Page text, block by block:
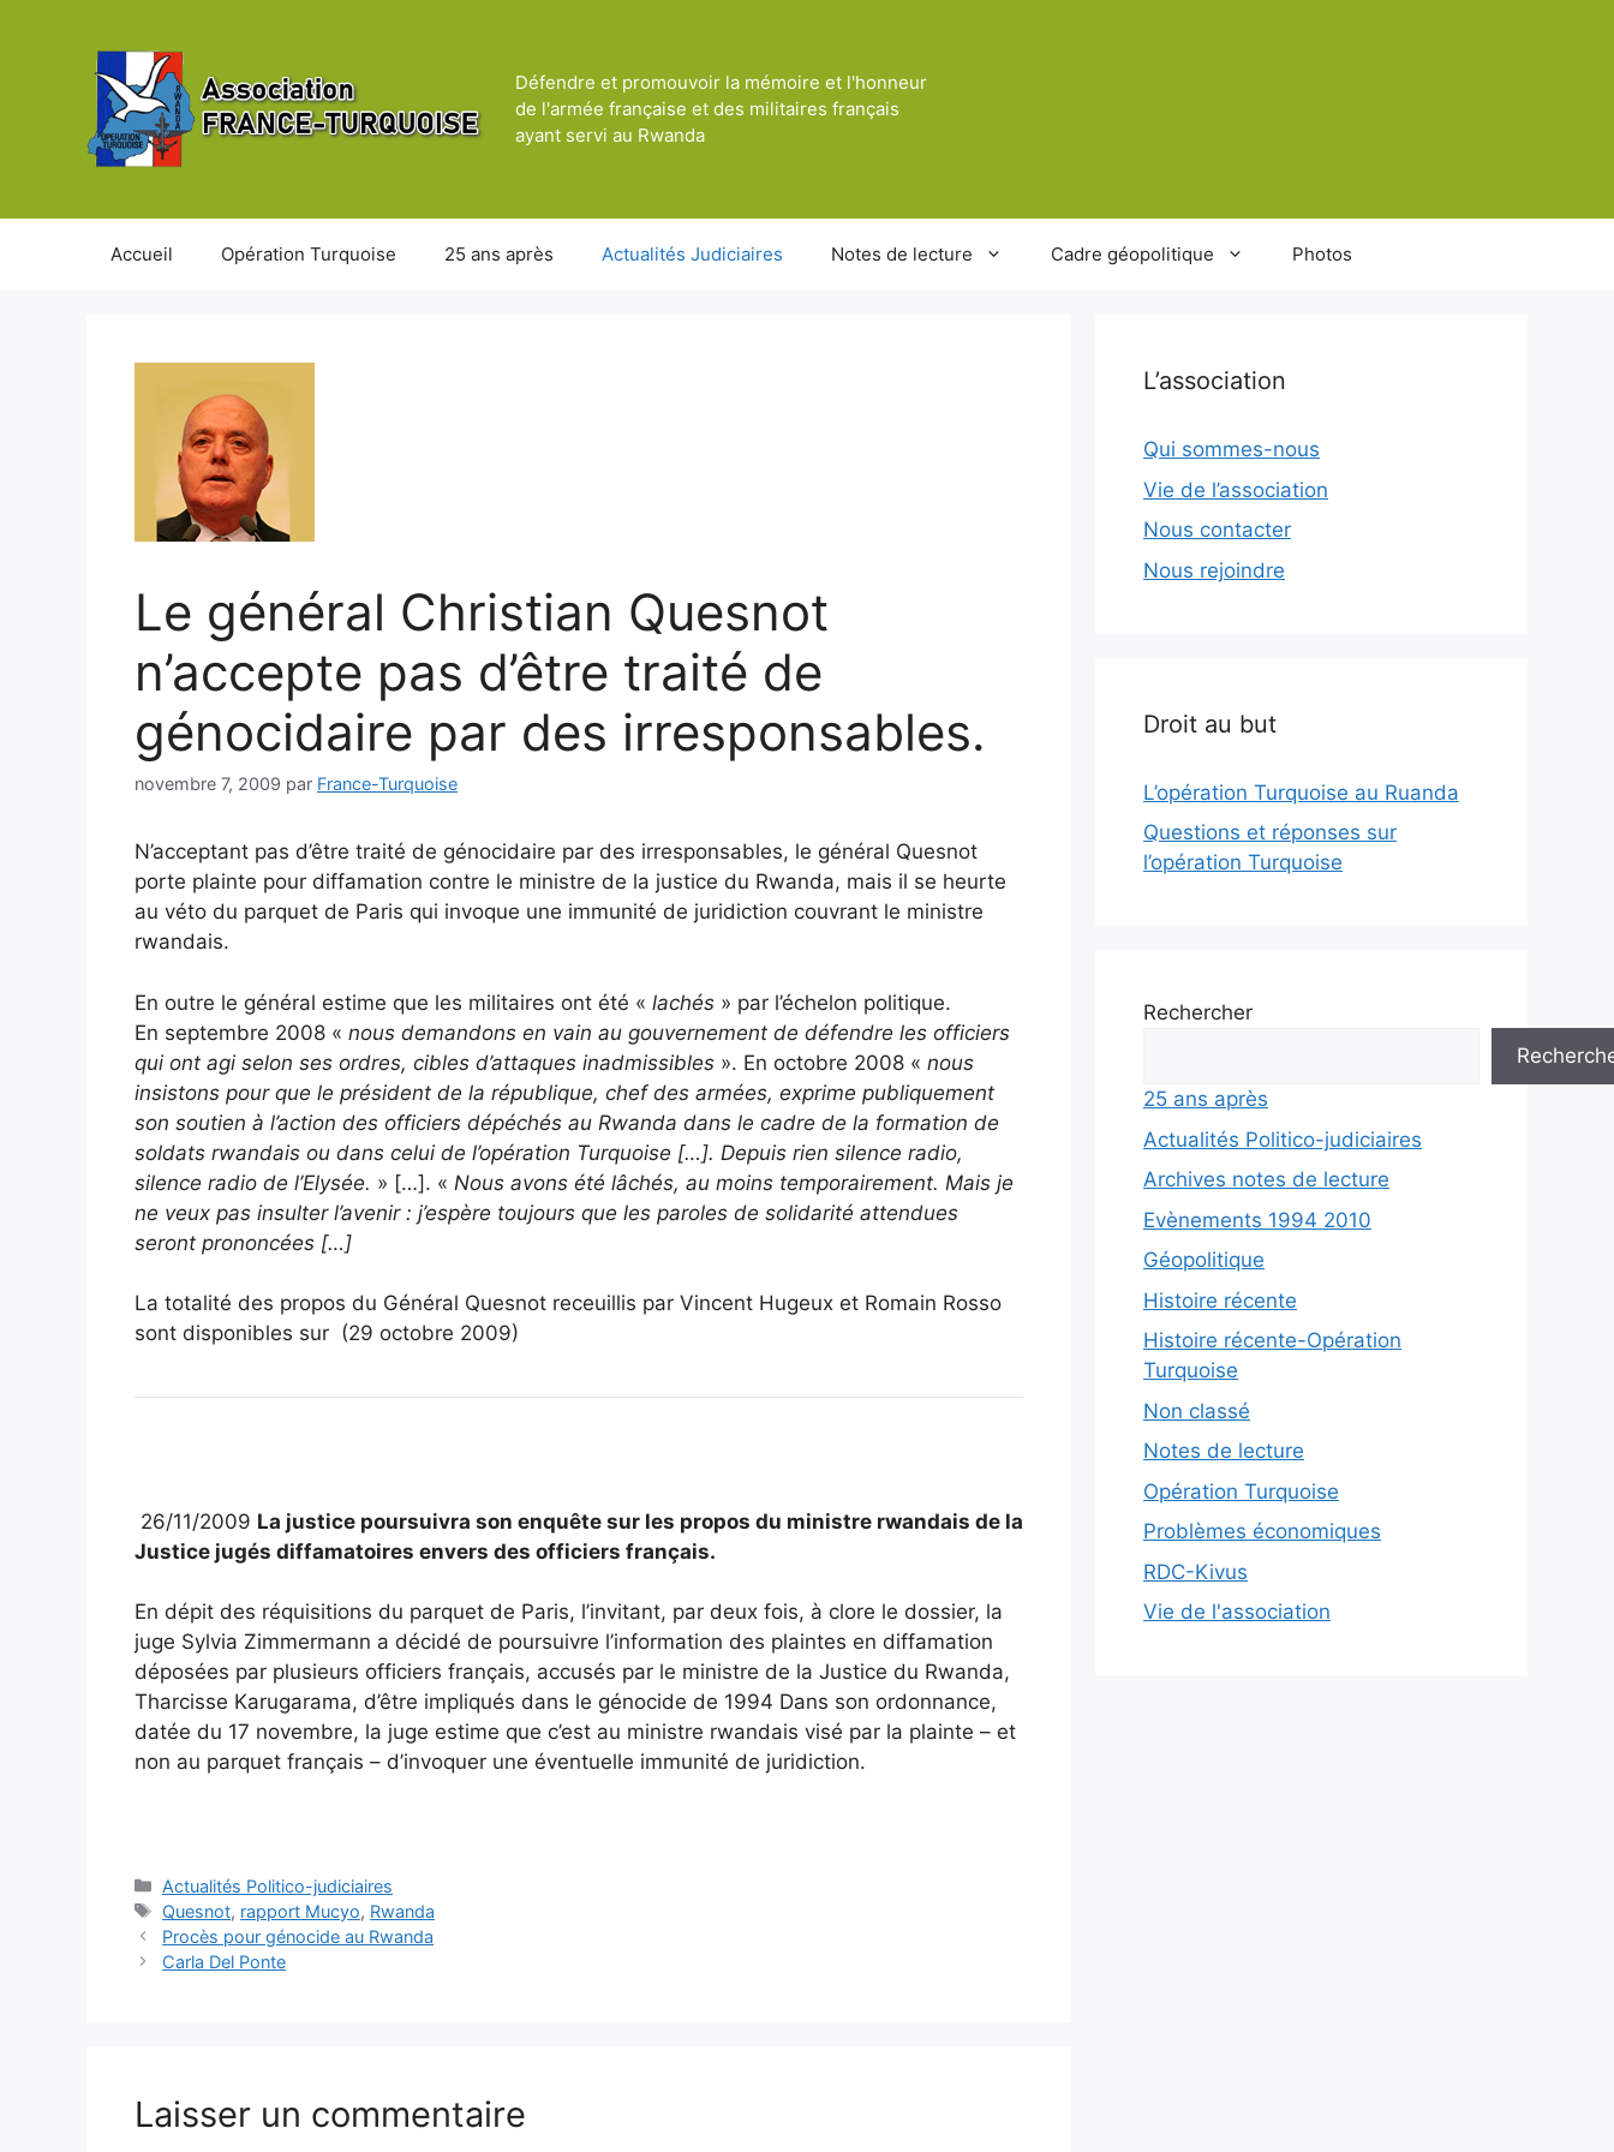
Défendre et promouvoir la mémoire et l'honneur
de l'armée française et des militaires français
ayant servi au Rwanda
Accueil Opération Turquoise 25 ans après Actualités Judiciaires Notes de lecture Cadre géopolitique Photos
Le général Christian Quesnot
n’accepte pas d’être traité de
génocidaire par des irresponsables.
novembre 7, 2009 par France-Turquoise
N’acceptant pas d’être traité de génocidaire par des irresponsables, le général Quesnot
porte plainte pour diffamation contre le ministre de la justice du Rwanda, mais il se heurte
au véto du parquet de Paris qui invoque une immunité de juridiction couvrant le ministre
rwandais.
En outre le général estime que les militaires ont été « lachés » par l’échelon politique.
En septembre 2008 « nous demandons en vain au gouvernement de défendre les officiers
qui ont agi selon ses ordres, cibles d’attaques inadmissibles ». En octobre 2008 « nous
insistons pour que le président de la république, chef des armées, exprime publiquement
son soutien à l’action des officiers dépéchés au Rwanda dans le cadre de la formation de
soldats rwandais ou dans celui de l’opération Turquoise […]. Depuis rien silence radio,
silence radio de l’Elysée. » […]. « Nous avons été lâchés, au moins temporairement. Mais je
ne veux pas insulter l’avenir : j’espère toujours que les paroles de solidarité attendues
seront prononcées […]
La totalité des propos du Général Quesnot receuillis par Vincent Hugeux et Romain Rosso
sont disponibles sur (29 octobre 2009)
26/11/2009 La justice poursuivra son enquête sur les propos du ministre rwandais de la
Justice jugés diffamatoires envers des officiers français.
En dépit des réquisitions du parquet de Paris, l’invitant, par deux fois, à clore le dossier, la
juge Sylvia Zimmermann a décidé de poursuivre l’information des plaintes en diffamation
déposées par plusieurs officiers français, accusés par le ministre de la Justice du Rwanda,
Tharcisse Karugarama, d’être impliqués dans le génocide de 1994 Dans son ordonnance,
datée du 17 novembre, la juge estime que c’est au ministre rwandais visé par la plainte – et
non au parquet français – d’invoquer une éventuelle immunité de juridiction.
Catégories
Actualités Politico-judiciaires
Étiquettes
Quesnot, rapport Mucyo, Rwanda
Procès pour génocide au Rwanda
Carla Del Ponte
Laisser un commentaire
L’association
Qui sommes-nous
Vie de l’association
Nous contacter
Nous rejoindre
Droit au but
L’opération Turquoise au Ruanda
Questions et réponses sur
l’opération Turquoise
Rechercher
25 ans après
Actualités Politico-judiciaires
Archives notes de lecture
Evènements 1994 2010
Géopolitique
Histoire récente
Histoire récente-Opération
Turquoise
Non classé
Notes de lecture
Opération Turquoise
Problèmes économiques
RDC-Kivus
Vie de l'association